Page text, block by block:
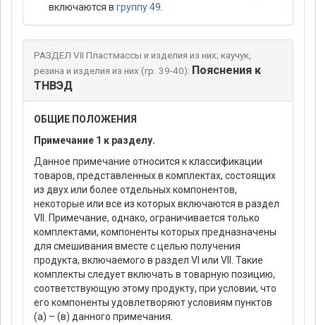
включаются в группу 49
РАЗДЕЛ VII Пластмассы и изделия из них; каучук,
резина и изделия из них (гр. 39-40): Пояснения к
ТНВЭД
ОБЩИЕ ПОЛОЖЕНИЯ
Примечание 1 к разделу.
Данное примечание относится к классификации
товаров, представленных в комплектах, состоящих
из двух или более отдельных компонентов,
некоторые или все из которых включаются в раздел
VII. Примечание, однако, ограничивается только
комплектами, компоненты которых предназначены
для смешивания вместе с целью получения
продукта, включаемого в раздел VI или VII. Такие
комплекты следует включать в товарную позицию,
соответствующую этому продукту, при условии, что
его компоненты удовлетворяют условиям пунктов
(а) – (в) данного примечания.